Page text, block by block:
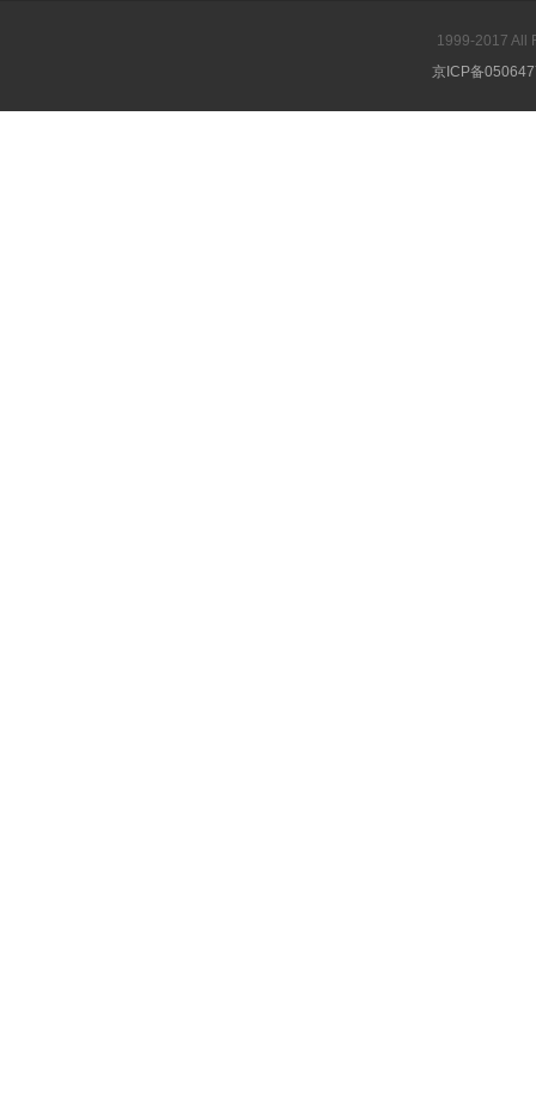
1999-2017 All
京ICP备